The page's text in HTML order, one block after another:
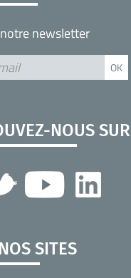
newsletter
NOUS SUR
SITES